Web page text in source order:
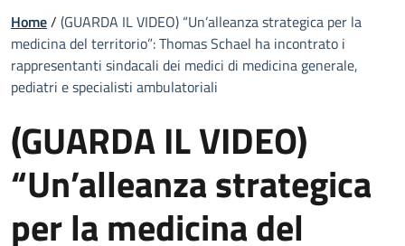
Home/ (GUARDA IL VIDEO) “Un’alleanza strategica per la
medicina del territorio”: Thomas Schael ha incontrato i
rappresentanti sindacali dei medici di medicina generale,
pediatri e specialisti ambulatoriali
(GUARDA IL VIDEO)
“Un’alleanza strategica
per la medicina del